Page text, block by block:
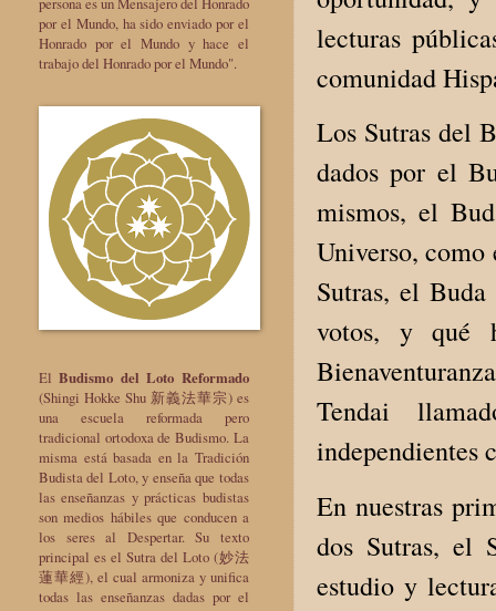
lecturas
comunidad
Los Sutras del
dados por el
mismos, el
Universo,
Sutras, el
votos, y qué
Tendai
independientes
En nuestras
dos Sutras, el
estudio y
por el Mundo, ha sido enviado por el
Honrado por el Mundo y hace el
trabajo del Honrado por el Mundo".
ElBudismo del Loto Reformado
(Shingi Hokke Shu 新義法華宗) es
una escuela reformada pero
tradicional ortodoxa de Budismo. La
misma está basada en la Tradición
Budista del Loto, y enseña que todas
las enseñanzas y prácticas budistas
son medios hábiles que conducen a
los seres al Despertar. Su texto
principal es el Sutra del Loto (妙法
蓮華經), el cual armoniza y unifica
todas las enseñanzas dadas por el